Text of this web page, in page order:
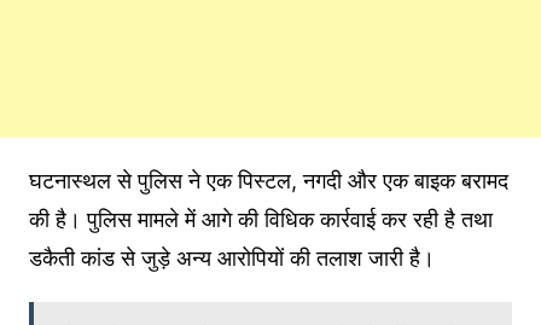
घटनास्थल से पुलिस ने एक पिस्टल, नगदी और एक बाइक बरामद
की है। पुलिस मामले में आगे की विधिक कार्रवाई कर रही है तथा
डकैती कांड से जुड़े अन्य आरोपियों की तलाश जारी है।